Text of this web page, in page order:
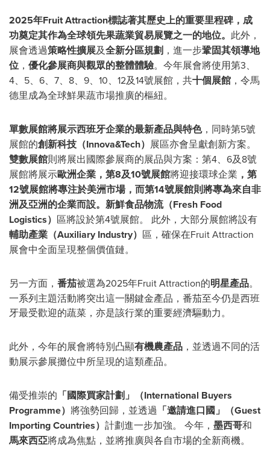
2025年Fruit Attraction標誌著其歷史上的重要里程碑，成
功奠定其作為全球領先果蔬業貿易展覽之一的地位。 此外，
展會透過策略性擴展及全新分區規劃 ，進一步鞏固其領導地
位 ， 優化參展商與觀眾的整體體驗。今年展會將使用第3、
4、5、6、7、8、9、10、12及14號展館，共十個展館 ，令馬
德里成為全球鮮果蔬市場推廣的樞紐。
單數展館將展示西班牙企業的最新產品與特色，同時第5號
展館的創新科技（Innova&Tech） 展區亦會呈獻創新方案。
雙數展館則將展出國際參展商的展品與方案：第4、6及8號
展館將展示歐洲企業，第8及10號展館將迎接環球企業 ，第
12號展館將專注於美洲市場，而第14號展館則將專為來自非
洲及亞洲的企業而設。新鮮食品物流（Fresh Food
Logistics） 區將設於第4號展館。 此外，大部分展館將設有
輔助產業（Auxiliary Industry） 區，確保在Fruit Attraction
展會中全面呈現整個價值鏈。
另一方面， 番茄被選為2025年Fruit Attraction的明星產品。
一系列主題活動將突出這一關鍵金產品，番茄至今仍是西班
牙最受歡迎的蔬菜，亦是該行業的重要經濟驅動力。
此外，今年的展會將特別凸顯有機農產品 ，並透過不同的活
動展示參展攤位中所呈現的這類產品。
備受推崇的 「國際買家計劃」（International Buyers
Programme） 將強勢回歸，並透過 「邀請進口國」（Guest
Importing Countries） 計劃進一步加強。 今年， 墨西哥和
馬來西亞將成為焦點，並將推廣與各自市場的全新商機。